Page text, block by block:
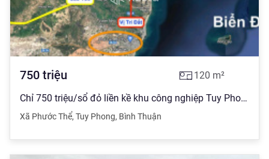
750 triệu 120 m²
Chỉ 750 triệu/sổ đỏ liền kề khu công nghiệp Tuy Phong, cảng quốc tế Vĩnh Tân
Xã Phước Thể, Tuy Phong, Bình Thuận